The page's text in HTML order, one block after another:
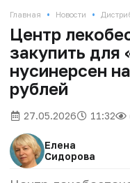
Главная • Новости •
Центр
закупить для
нусинерсен
рублей
27.05.2026 11:32
Елена
Сидорова